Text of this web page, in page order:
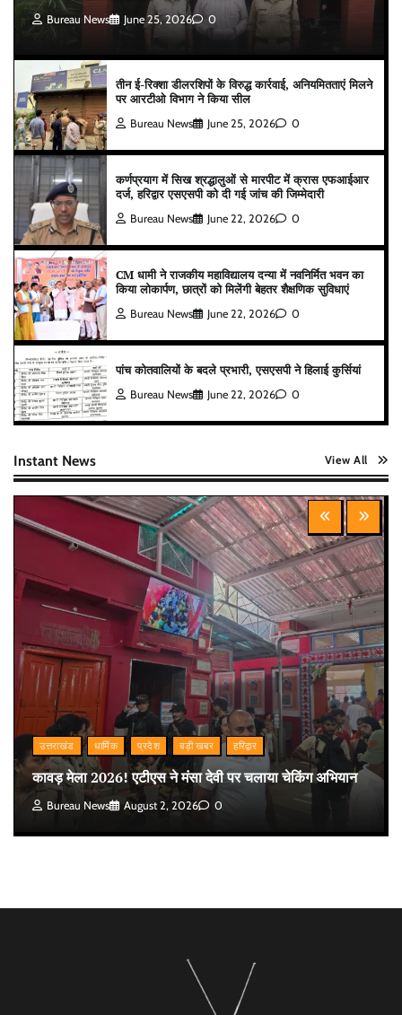
Bureau News June 25, 2026 0
तीन ई-रिक्शा डीलरशिपों के विरुद्ध कार्रवाई, अनियमितताएं मिलने
पर आरटीओ विभाग ने किया सील
Bureau News June 25, 2026 0
कर्णप्रयाग में सिख श्रद्धालुओं से मारपीट में क्रास एफआईआर
दर्ज, हरिद्वार एसएसपी को दी गई जांच की जिम्मेदारी
Bureau News June 22, 2026 0
CM धामी ने राजकीय महाविद्यालय दन्या में नवनिर्मित भवन का
किया लोकार्पण, छात्रों को मिलेंगी बेहतर शैक्षणिक सुविधाएं
Bureau News June 22, 2026 0
पांच कोतवालियों के बदले प्रभारी, एसएसपी ने हिलाई कुर्सियां
Bureau News June 22, 2026 0
Instant News View All
उत्तराखंड धार्मिक प्रदेश बड़ी खबर हरिद्वार
कावड़ मेला 2026! एटीएस ने मंसा देवी पर चलाया चेकिंग अभियान
Bureau News August 2, 2026 0